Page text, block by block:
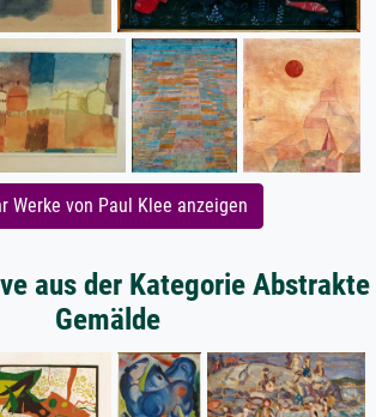
Werke von Paul Klee anzeigen
aus der Kategorie Abstrakte
Gemälde